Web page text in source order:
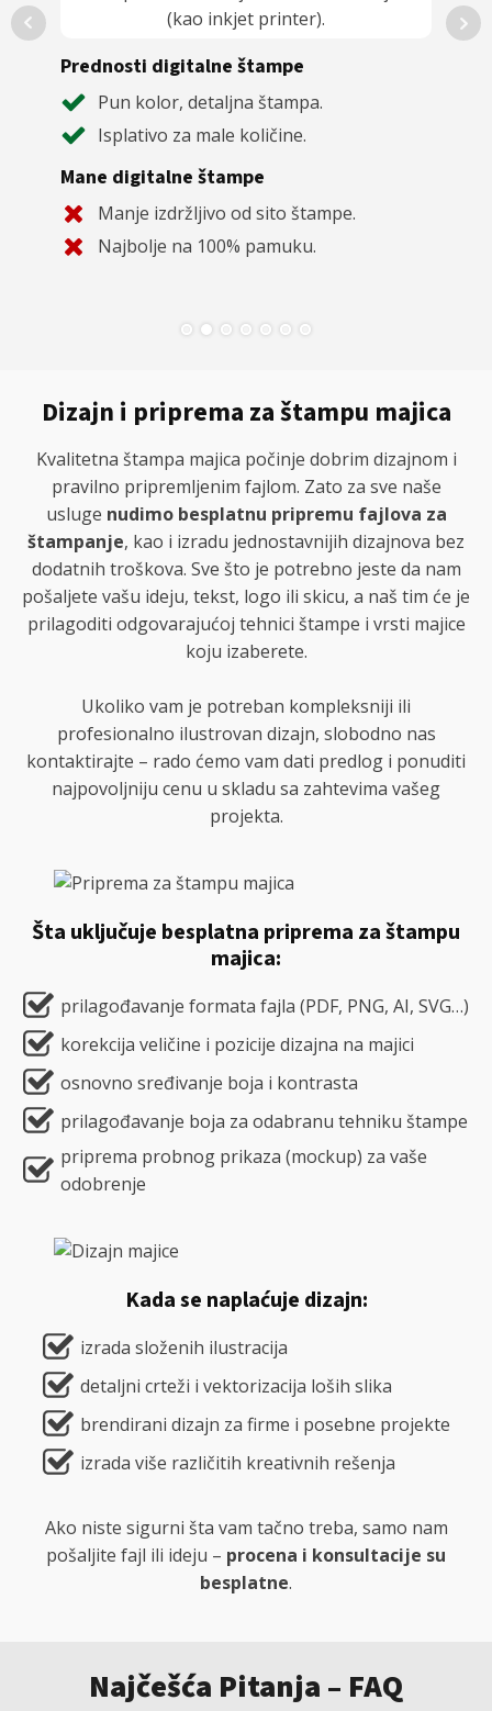
(kao inkjet printer).
Prednosti digitalne štampe
Pun kolor, detaljna štampa.
Isplativo za male količine.
Mane digitalne štampe
Manje izdržljivo od sito štampe.
Najbolje na 100% pamuku.
Dizajn i priprema za štampu majica
Kvalitetna štampa majica počinje dobrim dizajnom i
pravilno pripremljenim fajlom. Zato za sve naše
usluge nudimo besplatnu pripremu fajlova za
štampanje, kao i izradu jednostavnijih dizajnova bez
dodatnih troškova. Sve što je potrebno jeste da nam
pošaljete vašu ideju, tekst, logo ili skicu, a naš tim će je
prilagoditi odgovarajućoj tehnici štampe i vrsti majice
koju izaberete.
Ukoliko vam je potreban kompleksniji ili
profesionalno ilustrovan dizajn, slobodno nas
kontaktirajte – rado ćemo vam dati predlog i ponuditi
najpovoljniju cenu u skladu sa zahtevima vašeg
projekta.
Šta uključuje besplatna priprema za štampu
majica:
prilagođavanje formata fajla (PDF, PNG, AI, SVG…)
korekcija veličine i pozicije dizajna na majici
osnovno sređivanje boja i kontrasta
prilagođavanje boja za odabranu tehniku štampe
priprema probnog prikaza (mockup) za vaše
odobrenje
Kada se naplaćuje dizajn:
izrada složenih ilustracija
detaljni crteži i vektorizacija loših slika
brendirani dizajn za firme i posebne projekte
izrada više različitih kreativnih rešenja
Ako niste sigurni šta vam tačno treba, samo nam
pošaljite fajl ili ideju – procena i konsultacije su
besplatne.
Najčešća Pitanja – FAQ